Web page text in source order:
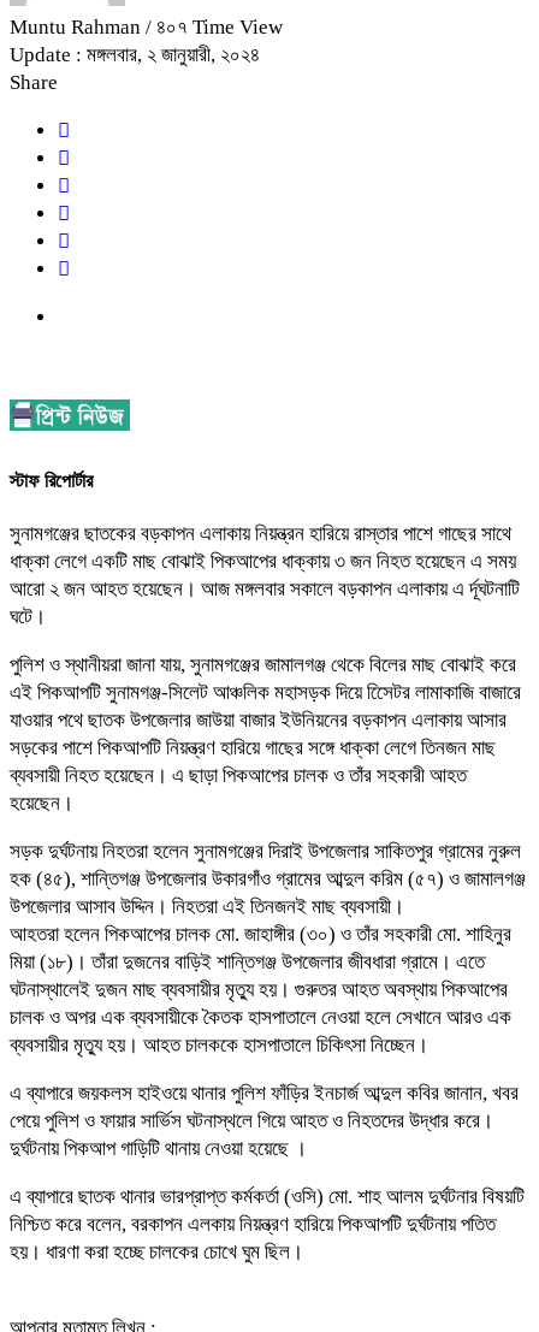
Muntu Rahman / ৪০৭ Time View
Update : মঙ্গলবার, ২ জানুয়ারী, ২০২৪
Share
স্টাফ রিপোর্টার
সুনামগঞ্জের ছাতকের বড়কাপন এলাকায় নিয়ন্ত্রন হারিয়ে রাস্তার পাশে গাছের সাথে
ধাক্কা লেগে একটি মাছ বোঝাই পিকআপের ধাক্কায় ৩ জন নিহত হয়েছেন এ সময়
আরো ২ জন আহত হয়েছেন। আজ মঙ্গলবার সকালে বড়কাপন এলাকায় এ র্দূঘটনাটি
ঘটে।
পুলিশ ও স্থানীয়রা জানা যায়, সুনামগঞ্জের জামালগঞ্জ থেকে বিলের মাছ বোঝাই করে
এই পিকআপটি সুনামগঞ্জ-সিলেট আঞ্চলিক মহাসড়ক দিয়ে সিেেটর লামাকাজি বাজারে
যাওয়ার পথে ছাতক উপজেলার জাউয়া বাজার ইউনিয়নের বড়কাপন এলাকায় আসার
সড়কের পাশে পিকআপটি নিয়ন্ত্রণ হারিয়ে গাছের সঙ্গে ধাক্কা লেগে তিনজন মাছ
ব্যবসায়ী নিহত হয়েছেন। এ ছাড়া পিকআপের চালক ও তাঁর সহকারী আহত
হয়েছেন।
সড়ক দুর্ঘটনায় নিহতরা হলেন সুনামগঞ্জের দিরাই উপজেলার সাকিতপুর গ্রামের নুরুল
হক (৪৫), শান্তিগঞ্জ উপজেলার উকারগাঁও গ্রামের আব্দুল করিম (৫৭) ও জামালগঞ্জ
উপজেলার আসাব উদ্দিন। নিহতরা এই তিনজনই মাছ ব্যবসায়ী।
আহতরা হলেন পিকআপের চালক মো. জাহাঙ্গীর (৩০) ও তাঁর সহকারী মো. শাহিনুর
মিয়া (১৮)। তাঁরা দুজনের বাড়িই শান্তিগঞ্জ উপজেলার জীবধারা গ্রামে। এতে
ঘটনাস্থালেই দুজন মাছ ব্যবসায়ীর মৃত্যু হয়। গুরুতর আহত অবস্থায় পিকআপের
চালক ও অপর এক ব্যবসায়ীকে কৈতক হাসপাতালে নেওয়া হলে সেখানে আরও এক
ব্যবসায়ীর মৃত্যু হয়। আহত চালককে হাসপাতালে চিকিৎসা নিচ্ছেন।
এ ব্যাপারে জয়কলস হাইওয়ে থানার পুলিশ ফাঁড়ির ইনচার্জ আব্দুল কবির জানান, খবর
পেয়ে পুলিশ ও ফায়ার সার্ভিস ঘটনাস্থলে গিয়ে আহত ও নিহতদের উদ্ধার করে।
দুর্ঘটনায় পিকআপ গাড়িটি থানায় নেওয়া হয়েছে ।
এ ব্যাপারে ছাতক থানার ভারপ্রাপ্ত কর্মকর্তা (ওসি) মো. শাহ আলম দুর্ঘটনার বিষয়টি
নিশ্চিত করে বলেন, বরকাপন এলকায় নিয়ন্ত্রণ হারিয়ে পিকআপটি দুর্ঘটনায় পতিত
হয়। ধারণা করা হচ্ছে চালকের চোখে ঘুম ছিল।